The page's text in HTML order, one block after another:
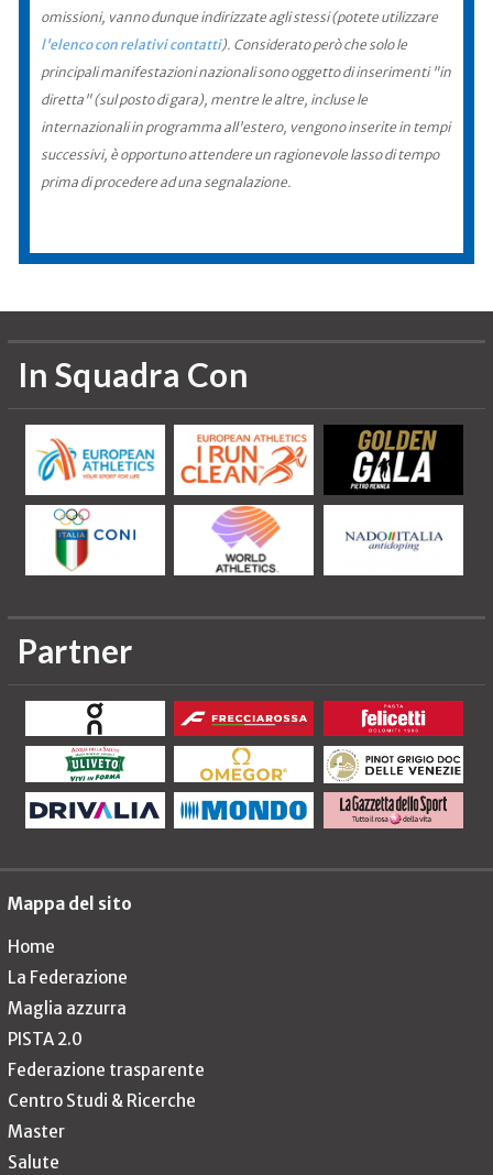
omissioni, vanno dunque indirizzate agli stessi (potete utilizzare
l'elenco con relativi contatti). Considerato però che solo le
principali manifestazioni nazionali sono oggetto di inserimenti "in
diretta" (sul posto di gara), mentre le altre, incluse le
internazionali in programma all'estero, vengono inserite in tempi
successivi, è opportuno attendere un ragionevole lasso di tempo
prima di procedere ad una segnalazione.
In Squadra Con
Partner
Mappa del sito
Home
La Federazione
Maglia azzurra
PISTA 2.0
Federazione trasparente
Centro Studi & Ricerche
Master
Salute